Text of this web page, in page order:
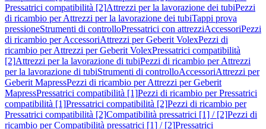
Pressatrici compatibilità [2]Attrezzi per la lavorazione dei tubiPezzi
di ricambio per Attrezzi per la lavorazione dei tubiTappi prova
pressioneStrumenti di controlloPressatrici con attrezziAccessoriPezzi
di ricambio per AccessoriAttrezzi per Geberit VolexPezzi di
ricambio per Attrezzi per Geberit VolexPressatrici compatibilità
[2]Attrezzi per la lavorazione di tubiPezzi di ricambio per Attrezzi
per la lavorazione di tubiStrumenti di controlloAccessoriAttrezzi per
Geberit MapressPezzi di ricambio per Attrezzi per Geberit
MapressPressatrici compatibilità [1]Pezzi di ricambio per Pressatrici
compatibilità [1]Pressatrici compatibilità [2]Pezzi di ricambio per
Pressatrici compatibilità [2]Compatibilità pressatrici [1] / [2]Pezzi di
ricambio per Compatibilità pressatrici [1] / [2]Pressatrici